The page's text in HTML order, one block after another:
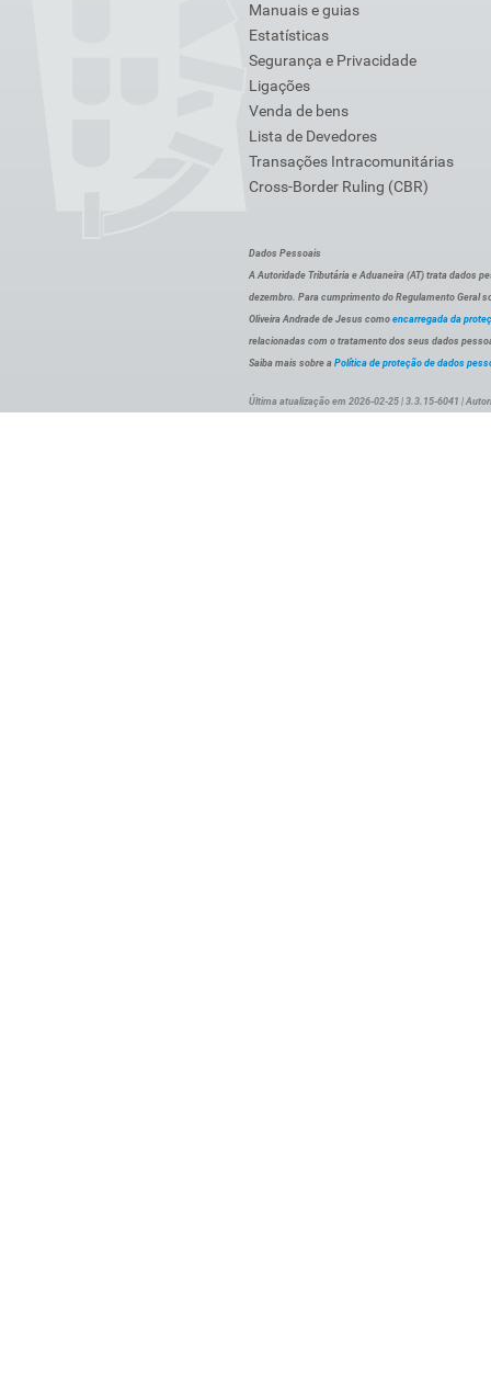
Manuais e guias
Estatísticas
Segurança e Privacidade
Ligações
Venda de bens
Lista de Devedores
Transações Intracomunitárias
Cross-Border Ruling (CBR)
Dados Pessoais
A Autoridade Tributária e Aduaneira (AT) trata dados
dezembro. Para cumprimento do Regulamento Geral
Oliveira Andrade de Jesus como encarregada da
relacionadas com o tratamento dos seus dados
Saiba mais sobre a Política de proteção de dados
Última atualização em 2026-02-25 | 3.3.15-6041 |